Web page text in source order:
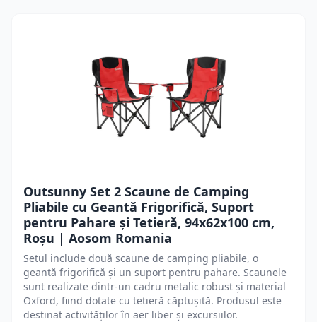
Outsunny Set 2 Scaune de Camping
Pliabile cu Geantă Frigorifică, Suport
pentru Pahare și Tetieră, 94x62x100 cm,
Roșu | Aosom Romania
Setul include două scaune de camping pliabile, o
geantă frigorifică și un suport pentru pahare. Scaunele
sunt realizate dintr-un cadru metalic robust și material
Oxford, fiind dotate cu tetieră căptușită. Produsul este
destinat activităților în aer liber și excursiilor.